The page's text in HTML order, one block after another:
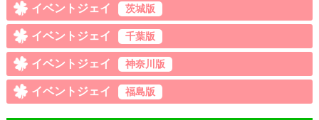
イベントジェイ 茨城版
イベントジェイ 千葉版
イベントジェイ 神奈川版
イベントジェイ 福島版